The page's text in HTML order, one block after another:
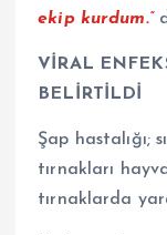
ekip kurdum.”
VİRAL
BELİRTİLDİ
Şap hastalığı;
tırnakları
tırnaklarda